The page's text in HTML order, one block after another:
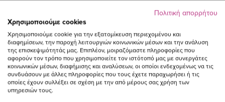
ΕΓΓΡΑΦΗ
Συμφωνώ με τους
Όρους Χρήσης
Πολιτική απορρήτου
Χρησιμοποιούμε cookies
Χρησιμοποιούμε cookie για την εξατομίκευση περιεχομένου και
διαφημίσεων, την παροχή λειτουργιών κοινωνικών μέσων και την ανάλυση
της επισκεψιμότητάς μας. Επιπλέον, μοιραζόμαστε πληροφορίες που
αφορούν τον τρόπο που χρησιμοποιείτε τον ιστότοπό μας με συνεργάτες
κοινωνικών μέσων, διαφήμισης και αναλύσεων, οι οποίοι ενδεχομένως να τις
συνδυάσουν με άλλες πληροφορίες που τους έχετε παραχωρήσει ή τις
οποίες έχουν συλλέξει σε σχέση με την από μέρους σας χρήση των
υπηρεσιών τους.